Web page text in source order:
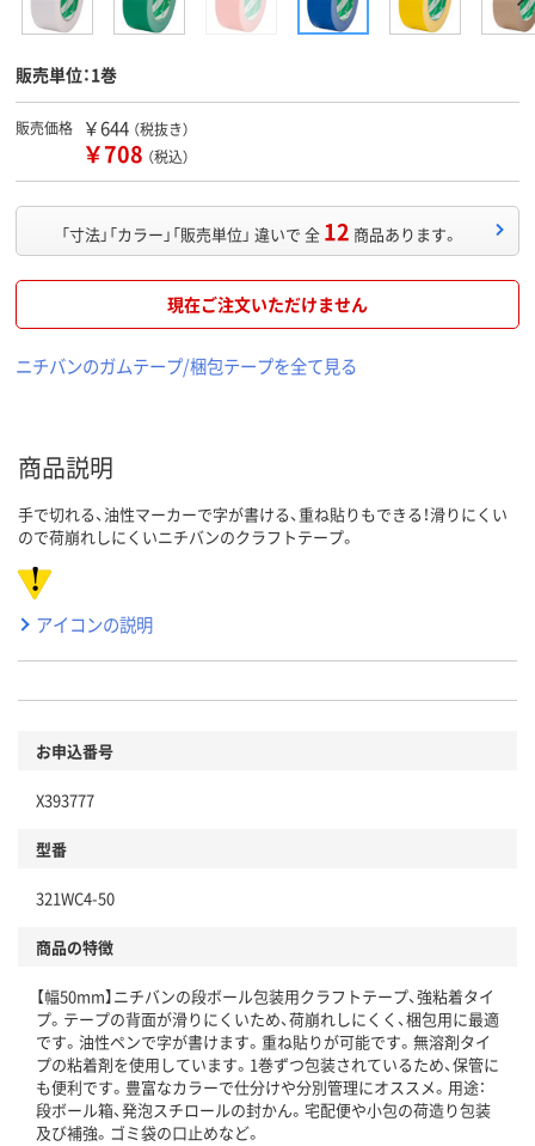
販売単位：1巻
販売価格 ￥644 （税抜き）
￥708 （税込）
「寸法」「カラー」「販売単位」 違いで 全 12 商品あります。
現在ご注文いただけません
ニチバンのガムテープ/梱包テープを全て見る
商品説明
手で切れる、油性マーカーで字が書ける、重ね貼りもできる！滑りにくい
ので荷崩れしにくいニチバンのクラフトテープ。
アイコンの説明
お申込番号
X393777
型番
321WC4-50
商品の特徴
【幅50mm】ニチバンの段ボール包装用クラフトテープ、強粘着タイ
プ。テープの背面が滑りにくいため、荷崩れしにくく、梱包用に最適
です。油性ペンで字が書けます。重ね貼りが可能です。無溶剤タイ
プの粘着剤を使用しています。1巻ずつ包装されているため、保管に
も便利です。豊富なカラーで仕分けや分別管理にオススメ。用途：
段ボール箱、発泡スチロールの封かん。宅配便や小包の荷造り包装
及び補強。ゴミ袋の口止めなど。